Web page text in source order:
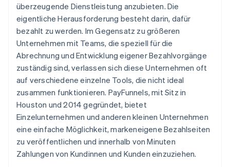
überzeugende Dienstleistung anzubieten. Die
eigentliche Herausforderung besteht darin, dafür
bezahlt zu werden. Im Gegensatz zu größeren
Unternehmen mit Teams, die speziell für die
Abrechnung und Entwicklung eigener Bezahlvorgänge
zuständig sind, verlassen sich diese Unternehmen oft
auf verschiedene einzelne Tools, die nicht ideal
zusammen funktionieren. PayFunnels, mit Sitz in
Houston und 2014 gegründet, bietet
Einzelunternehmen und anderen kleinen Unternehmen
eine einfache Möglichkeit, markeneigene Bezahlseiten
zu veröffentlichen und innerhalb von Minuten
Zahlungen von Kundinnen und Kunden einzuziehen.